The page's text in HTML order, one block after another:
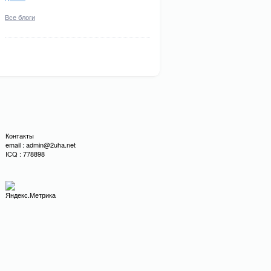
Все блоги
Контакты
email : admin@2uha.net
ICQ : 778898